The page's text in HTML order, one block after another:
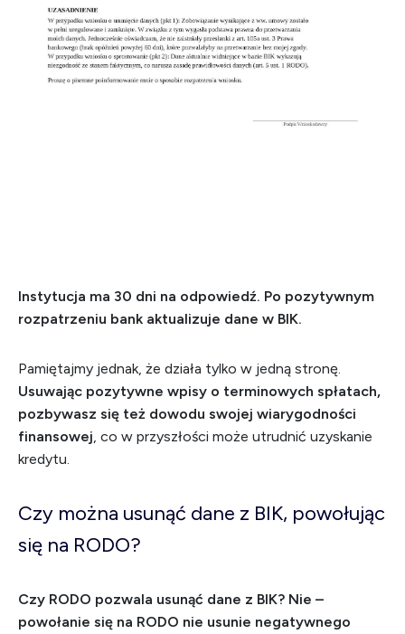
Instytucja ma 30 dni na odpowiedź. Po pozytywnym
rozpatrzeniu bank aktualizuje dane w BIK.
Pamiętajmy jednak, że działa tylko w jedną stronę.
Usuwając pozytywne wpisy o terminowych spłatach,
pozbywasz się też dowodu swojej wiarygodności
finansowej , co w przyszłości może utrudnić uzyskanie
kredytu.
Czy można usunąć dane z BIK, powołując
się na RODO?
Czy RODO pozwala usunąć dane z BIK? Nie –
powołanie się na RODO nie usunie negatywnego